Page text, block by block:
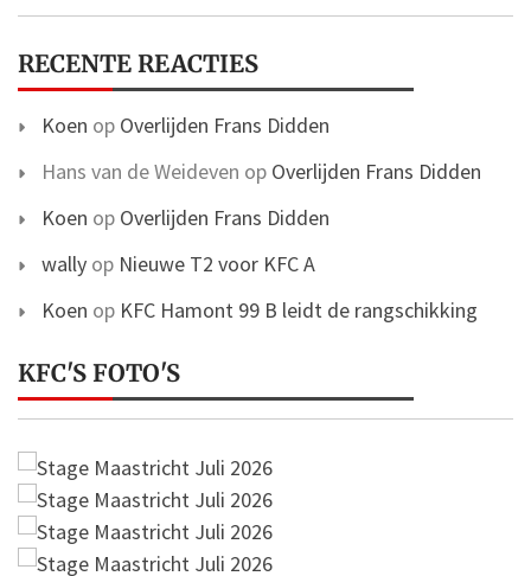
RECENTE REACTIES
Koen op Overlijden Frans Didden
Hans van de Weideven op Overlijden Frans Didden
Koen op Overlijden Frans Didden
wally op Nieuwe T2 voor KFC A
Koen op KFC Hamont 99 B leidt de rangschikking
KFC'S FOTO'S